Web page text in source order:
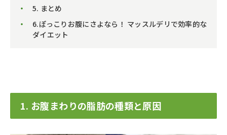
5. まとめ
6.ぽっこりお腹にさよなら！ マッスルデリで効率的な
ダイエット
1. お腹まわりの脂肪の種類と原因